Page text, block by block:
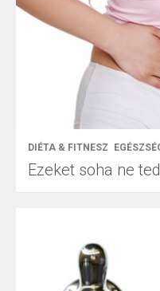
DIÉTA & FITNESZ
Ezeket soha ne